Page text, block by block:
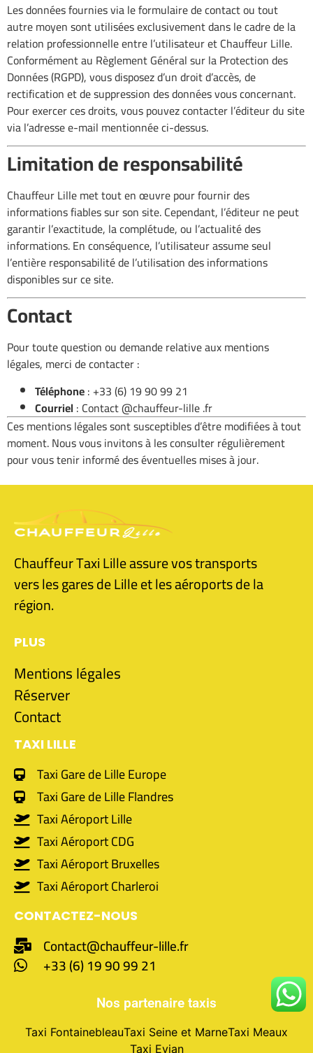
Les données fournies via le formulaire de contact ou tout
autre moyen sont utilisées exclusivement dans le cadre de la
relation professionnelle entre l’utilisateur et Chauffeur Lille.
Conformément au Règlement Général sur la Protection des
Données (RGPD), vous disposez d’un droit d’accès, de
rectification et de suppression des données vous concernant.
Pour exercer ces droits, vous pouvez contacter l’éditeur du site
via l’adresse e-mail mentionnée ci-dessus.
Limitation de responsabilité
Chauffeur Lille met tout en œuvre pour fournir des
informations fiables sur son site. Cependant, l’éditeur ne peut
garantir l’exactitude, la complétude, ou l’actualité des
informations. En conséquence, l’utilisateur assume seul
l’entière responsabilité de l’utilisation des informations
disponibles sur ce site.
Contact
Pour toute question ou demande relative aux mentions
légales, merci de contacter :
Téléphone: +33 (6) 19 90 99 21
Courriel : Contact @chauffeur-lille .fr
Ces mentions légales sont susceptibles d’être modifiées à tout
moment. Nous vous invitons à les consulter régulièrement
pour vous tenir informé des éventuelles mises à jour.
Chauffeur Taxi Lille assure vos transports
vers les gares de Lille et les aéroports de la
région.
PLUS
Mentions légales
Réserver
Contact
TAXI LILLE
Taxi Gare de Lille Europe
Taxi Gare de Lille Flandres
Taxi Aéroport Lille
Taxi Aéroport CDG
Taxi Aéroport Bruxelles
Taxi Aéroport Charleroi
CONTACTEZ-NOUS
Contact@chauffeur-lille.fr
+33 (6) 19 90 99 21
Nos partenaire taxis
Taxi FontainebleauTaxi Seine et MarneTaxi Meaux
Taxi Evian